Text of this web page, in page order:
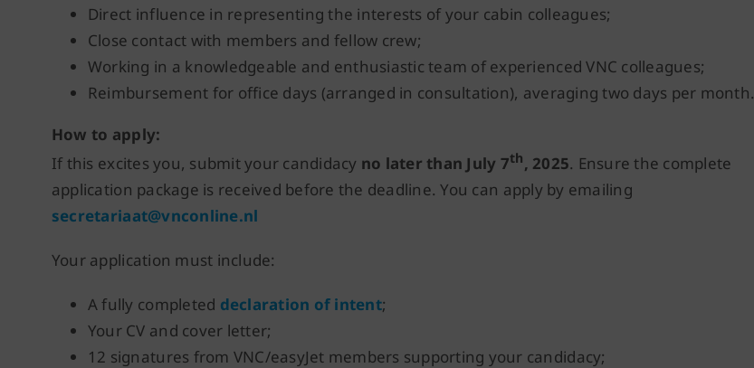
Direct influence in representing the interests of your cabin colleagues;
Close contact with members and fellow crew;
Working in a knowledgeable and enthusiastic team of experienced VNC colleagues;
Reimbursement for office days (arranged in consultation), averaging two days per month.
How to apply:
If this excites you, submit your candidacy no later than July 7th, 2025. Ensure the complete
application package is received before the deadline. You can apply by emailing
secretariaat@vnconline.nl
Your application must include:
A fully completed declaration of intent;
Your CV and cover letter;
12 signatures from VNC/easyJet members supporting your candidacy;